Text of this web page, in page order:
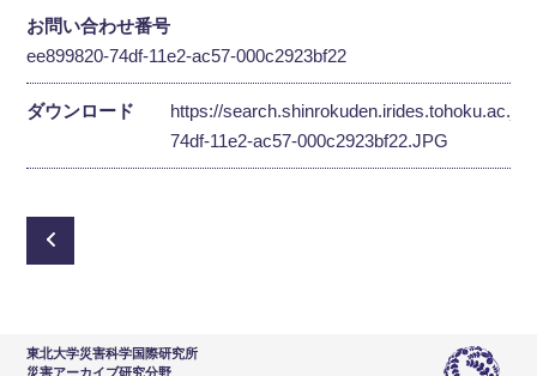
お問い合わせ番号
ee899820-74df-11e2-ac57-000c2923bf22
ダウンロード
https://
74df-11e2-ac57-000c2923bf22.JPG
東北大学災害科学国際研究所
災害アーカイブ研究分野